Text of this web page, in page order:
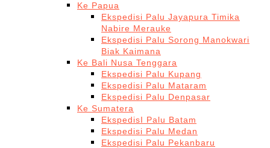
Ke Papua
Ekspedisi Palu Jayapura Timika
Nabire Merauke
Ekspedisi Palu Sorong Manokwari
Biak Kaimana
Ke Bali Nusa Tenggara
Ekspedisi Palu Kupang
Ekspedisi Palu Mataram
Ekspedisi Palu Denpasar
Ke Sumatera
EkspedisI Palu Batam
Ekspedisi Palu Medan
Ekspedisi Palu Pekanbaru